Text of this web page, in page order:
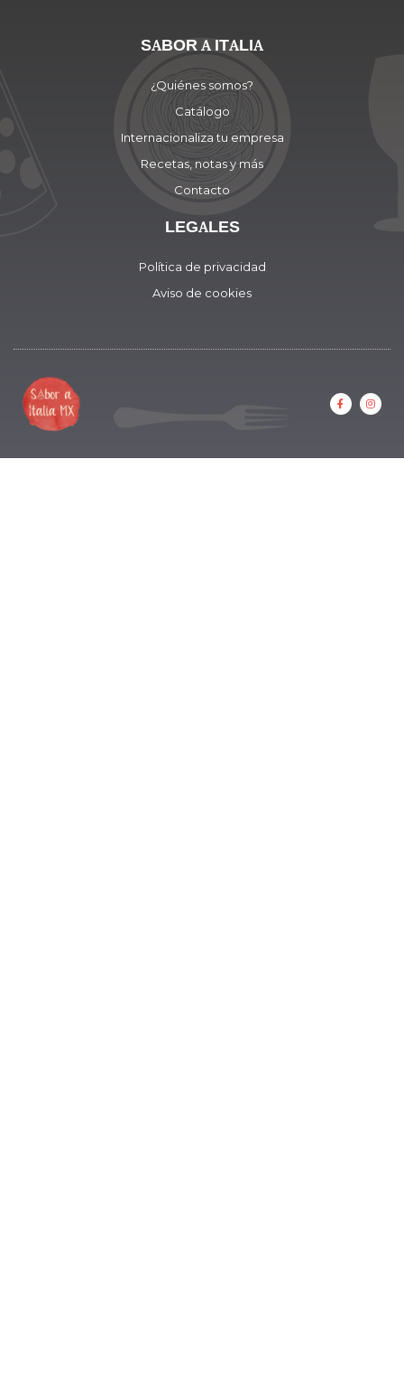
SABOR A ITALIA
¿Quiénes somos?
Catálogo
Internacionaliza tu empresa
Recetas, notas y más
Contacto
LEGALES
Política de privacidad
Aviso de cookies
F
a
c
o
I
n
s
r